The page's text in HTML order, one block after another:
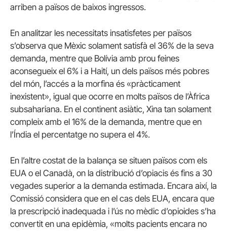
arriben a països de baixos ingressos.
En analitzar les necessitats insatisfetes per països
s’observa que Mèxic solament satisfà el 36% de la seva
demanda, mentre que Bolívia amb prou feines
aconsegueix el 6% i a Haití, un dels països més pobres
del món, l’accés a la morfina és «pràcticament
inexistent», igual que ocorre en molts països de l’Àfrica
subsahariana. En el continent asiàtic, Xina tan solament
compleix amb el 16% de la demanda, mentre que en
l’Índia el percentatge no supera el 4%.
En l’altre costat de la balança se situen països com els
EUA o el Canadà, on la distribució d’opiacis és fins a 30
vegades superior a la demanda estimada. Encara així, la
Comissió considera que en el cas dels EUA, encara que
la prescripció inadequada i l’ús no mèdic d’opioides s’ha
convertit en una epidèmia, «molts pacients encara no